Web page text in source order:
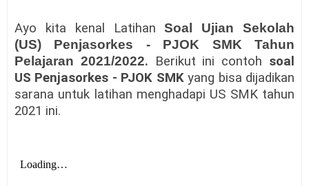
Ayo kita kenal LatihanSoal Ujian Sekolah
(US) Penjasorkes - PJOK SMK Tahun
Pelajaran 2021/2022. Berikut ini contoh soal
US Penjasorkes - PJOK SMKyang bisa dijadikan
sarana untuk latihan menghadapi US SMK tahun
2021 ini.